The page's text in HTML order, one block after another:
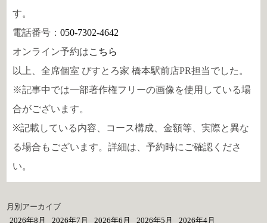
す。
電話番号：050-7302-4642
オンライン予約はこちら
以上、全席個室 びすとろ家 橋本駅前店PR担当でした。
※記事中では一部著作権フリーの画像を使用している場
合がございます。
※記載している内容、コース構成、金額等、実際と異な
る場合もございます。詳細は、予約時にご確認くださ
い。
月別アーカイブ
2026年8月
2026年7月 2026年6月 2026年5月
2026年4月